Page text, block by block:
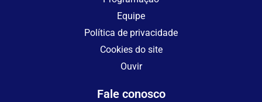
Equipe
Política de privacidade
Cookies do site
Ouvir
Fale conosco